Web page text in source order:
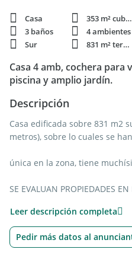
Casa 353 m² cubie.
3 baños
4 ambientes
Sur
831 m² terren.
Casa 4 amb, cochera para
piscina y amplio jardín.
Descripción
Casa edificada sobre 831 m2
metros), sobre lo cuales se
única en la zona, tiene
SE EVALUAN PROPIEDADES EN
La propiedad se desarrolla en
subsuelo. Consta de 3
cocina con espacio
Leer descripción completa
Pedir más datos al